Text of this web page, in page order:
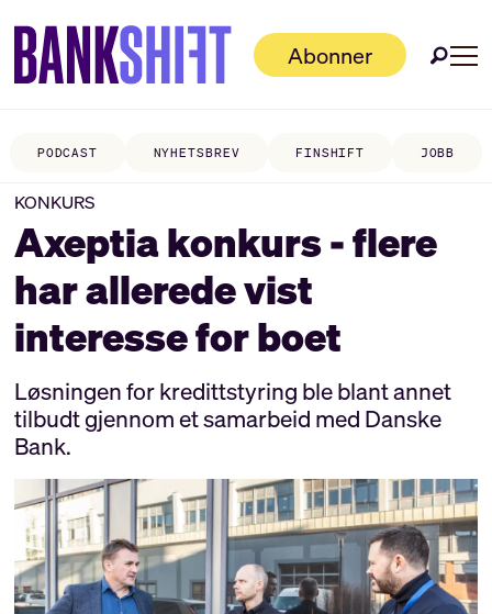
Abonner
PODCAST NYHETSBREV FINSHIFT JOBB
KONKURS
Axeptia konkurs - flere
har allerede vist
interesse for boet
Løsningen for kredittstyring ble blant annet
tilbudt gjennom et samarbeid med Danske
Bank.